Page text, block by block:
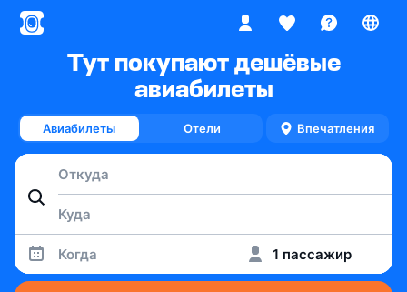
Тут покупают дешёвые
авиабилеты
Авиабилеты Отели Впечатления
Когда 1 пассажир